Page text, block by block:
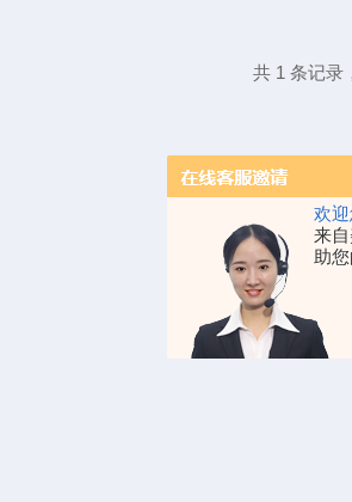
欢迎
来
助
共 1 条记